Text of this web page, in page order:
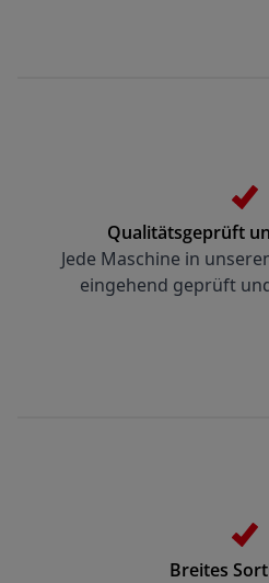
Qualitätsgeprüft
Jede Maschine in
eingehend geprüft
Breites